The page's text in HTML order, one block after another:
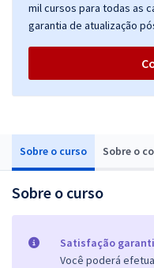
Sobre o curso Sobre o
Sobre o curso
Satisfação
Você poderá
mil cursos para todas as
garantia de atualização